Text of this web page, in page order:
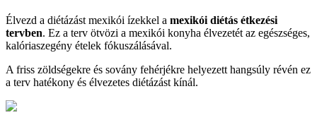
Élvezd a diétázást mexikói ízekkel a mexikói diétás étkezési
tervben. Ez a terv ötvözi a mexikói konyha élvezetét az egészséges,
kalóriaszegény ételek fókuszálásával.
A friss zöldségekre és sovány fehérjékre helyezett hangsúly révén ez
a terv hatékony és élvezetes diétázást kínál.